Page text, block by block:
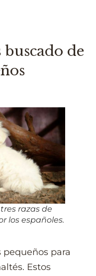
buscado de
razas de
los españoles.
pequeños para
Estos